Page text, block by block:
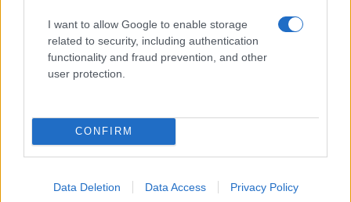
I want to allow Google to enable storage
related to security, including authentication
functionality and fraud prevention, and other
user protection.
CONFIRM
Data Deletion Data Access Privacy Policy
I nostri cari